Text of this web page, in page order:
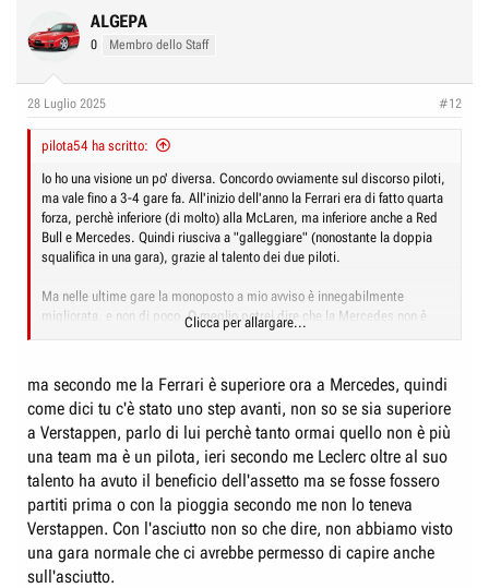
t
i
s
ALGEPA
0 Membro dello Staff
28 Luglio 2025 #12
pilota54 ha scritto:
Io ho una visione un po' diversa. Concordo ovviamente sul discorso piloti,
ma vale fino a 3-4 gare fa. All'inizio dell'anno la Ferrari era di fatto quarta
forza, perchè inferiore (di molto) alla McLaren, ma inferiore anche a Red
Bull e Mercedes. Quindi riusciva a "galleggiare" (nonostante la doppia
squalifica in una gara), grazie al talento dei due piloti.
Ma nelle ultime gare la monoposto a mio avviso è innegabilmente
migliorata, e non di poco. O meglio potrei dire che la Mercedes non è
migliorata, la Ferrari si e la Red Bull poco.
presenta tutto ciò che ci si può aspettare in una pista, è stata vicina alle
prestazioni delle papaya, è stata superiore nettamente alla Mercedes ed
è stata forse solo un pelo inferiore alla Red Bull a parità di condizioni di
assetto, il che significa che anche con 2 piloti competitivi le rivali
sarebbero rimaste dietro.
All'inizio del mondiale invece la Ferrari era un disastro, spesso la
vedevamo arrancare anche dietro le Williams, ora non è affatto così. Le
novità introdotte hanno funzionato, e speriamo che ne arrivino altre, per
dare a Leclerc ed eventualmente anche a Hamilton la possibilità di
vincere almeno 1-2 gare nella seconda metà di stagione.
Clicca per allargare...
ma secondo me la Ferrari è superiore ora a Mercedes, quindi
come dici tu c'è stato uno step avanti, non so se sia superiore
a Verstappen, parlo di lui perchè tanto ormai quello non è più
una team ma è un pilota, ieri secondo me Leclerc oltre al suo
talento ha avuto il beneficio dell'assetto ma se fosse fossero
partiti prima o con la pioggia secondo me non lo teneva
Verstappen. Con l'asciutto non so che dire, non abbiamo visto
una gara normale che ci avrebbe permesso di capire anche
sull'asciutto.